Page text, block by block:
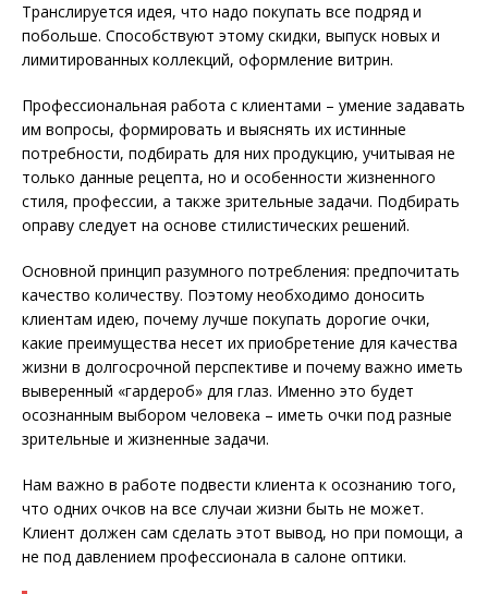
Транслируется идея, что надо покупать все подряд и
побольше. Способствуют этому скидки, выпуск новых и
лимитированных коллекций, оформление витрин.
Профессиональная работа с клиентами – умение задавать
им вопросы, формировать и выяснять их истинные
потребности, подбирать для них продукцию, учитывая не
только данные рецепта, но и особенности жизненного
стиля, профессии, а также зрительные задачи. Подбирать
оправу следует на основе стилистических решений.
Основной принцип разумного потребления: предпочитать
качество количеству. Поэтому необходимо доносить
клиентам идею, почему лучше покупать дорогие очки,
какие пре­имущества несет их приобретение для качества
жизни в долгосрочной перспективе и почему важно иметь
выверенный «гардероб» для глаз. Именно это будет
осознанным выбором человека – иметь очки под разные
зрительные и жизненные задачи.
Нам важно в работе подвести клиента к осознанию того,
что одних очков на все случаи жизни быть не может.
Клиент должен сам сделать этот вывод, но при помощи, а
не под давлением профессионала в салоне оптики.